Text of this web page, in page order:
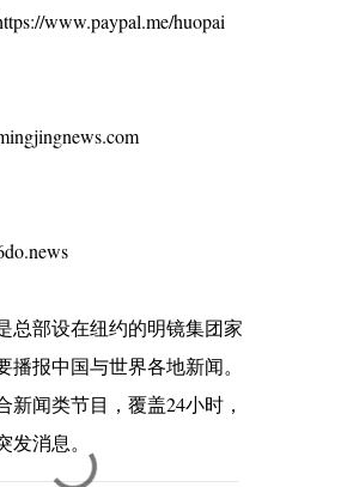
www.paypal.me/huopai
总部设在纽约的明镜集团家
播报中国与世界各地新闻。
新闻类节目，覆盖24小时，
发消息。